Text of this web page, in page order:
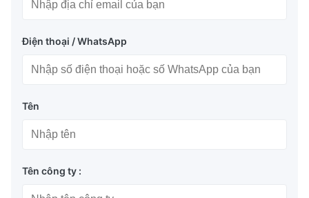
Điện thoại / WhatsApp
Tên
Tên công ty :